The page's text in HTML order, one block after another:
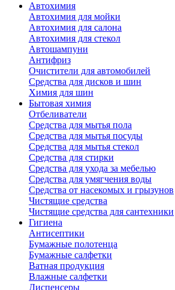
Автохимия
Автохимия для мойки
Автохимия для салона
Автохимия для стекол
Автошампуни
Антифриз
Очистители для автомобилей
Средства для дисков и шин
Химия для шин
Бытовая химия
Отбеливатели
Средства для мытья пола
Средства для мытья посуды
Средства для мытья стекол
Средства для стирки
Средства для ухода за мебелью
Средства для умягчения воды
Средства от насекомых и грызунов
Чистящие средства
Чистящие средства для сантехники
Гигиена
Антисептики
Бумажные полотенца
Бумажные салфетки
Ватная продукция
Влажные салфетки
Диспенсеры